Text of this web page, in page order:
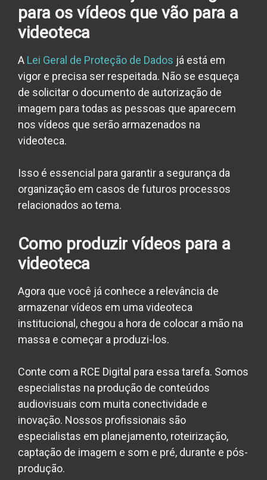
para os vídeos que vão para a
videoteca
A Lei Geral de Proteção de Dados já está em
vigor e precisa ser respeitada. Não se esqueça
de solicitar o documento de autorização de
imagem para todas as pessoas que aparecem
nos vídeos que serão armazenados na
videoteca.
Isso é essencial para garantir a segurança da
organização em casos de futuros processos
relacionados ao tema.
Como produzir vídeos para a
videoteca
Agora que você já conhece a relevância de
armazenar vídeos em uma videoteca
institucional, chegou a hora de colocar a mão na
massa e começar a produzi-los.
Conte com a RCE Digital para essa tarefa. Somos
especialistas na produção de conteúdos
audiovisuais com muita conectividade e
inovação. Nossos profissionais são
especialistas em planejamento, roteirização,
captação de imagem e som e pré, durante e pós-
produção.